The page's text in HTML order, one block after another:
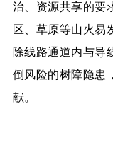
治、资源共享的要
区、草原等山火易
除线路通道内与导
倒风险的树障隐患
献。